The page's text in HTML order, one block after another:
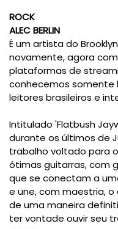
ROCK
ALEC BERLIN
É um artista do
novamente, agora
plataformas de
conhecemos somente
leitores brasileiros e
Intitulado 'Flatbush
durante os últimos de
trabalho voltado para
ótimas guitarras, com
que se conectam a
e une, com maestria,
de uma maneira
ter vontade ouvir seu